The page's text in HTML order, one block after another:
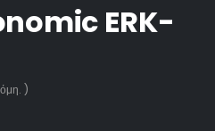
ERK-
)